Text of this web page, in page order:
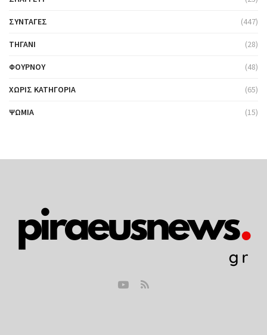
ΣΥΝΤΑΓΈΣ (447)
ΤΗΓΆΝΙ (28)
ΦΟΎΡΝΟΥ (48)
ΧΩΡΊΣ ΚΑΤΗΓΟΡΊΑ (65)
ΨΩΜΙΆ (15)